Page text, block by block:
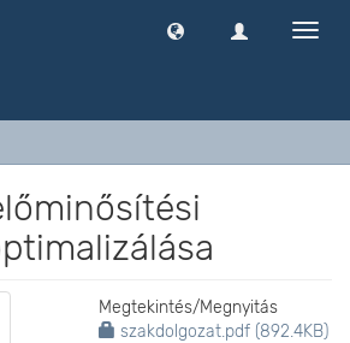
Megtekintés/Megnyitás
szakdolgozat.pdf (892.4KB)